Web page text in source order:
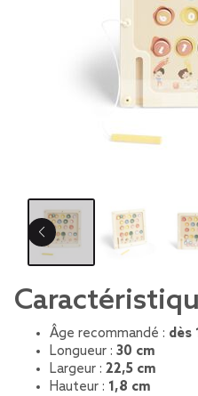
Âge recommandé : dès
Longueur : 30 cm
Largeur : 22,5 cm
Hauteur : 1,8 cm